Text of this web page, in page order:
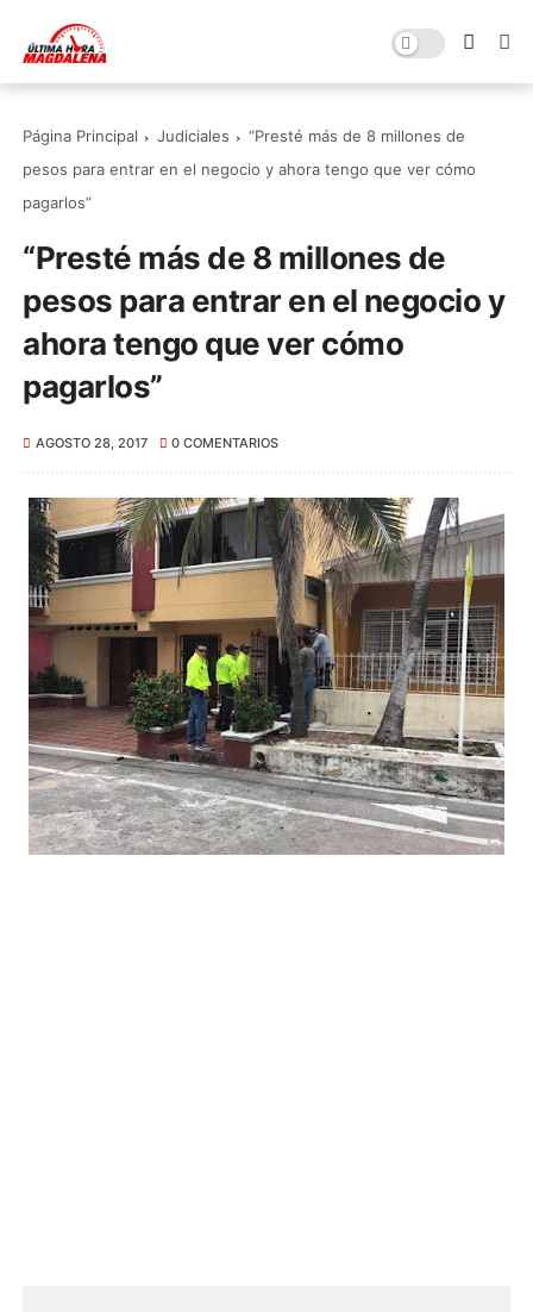
Página Principal Judiciales
“Presté más de 8 millones de
pesos para entrar en el negocio y ahora tengo que ver cómo
pagarlos”
“Presté más de 8 millones de
pesos para entrar en el negocio y
ahora tengo que ver cómo
pagarlos”
AGOSTO 28, 2017 0 COMENTARIOS